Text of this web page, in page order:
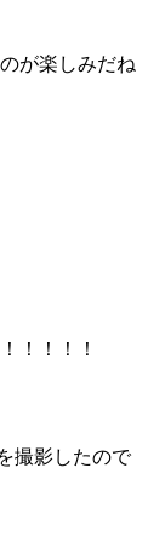
が楽しみだね
！！！！
撮影したので